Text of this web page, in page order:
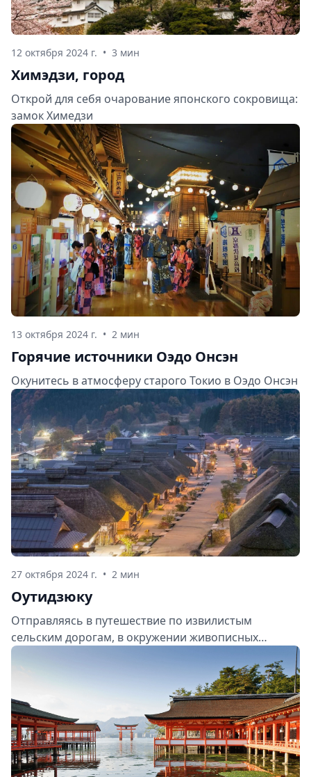
12 октября 2024 г. • 3 мин
Химэдзи, город
Открой для себя очарование японского сокровища:
замок Химедзи
13 октября 2024 г. • 2 мин
Горячие источники Оэдо Онсэн
Окунитесь в атмосферу старого Токио в Оэдо Онсэн
27 октября 2024 г. • 2 мин
Оутидзюку
Отправляясь в путешествие по извилистым
сельским дорогам, в окружении живописных
рисовых полей и густых лесов, вы окажетесь в
Оутидзюку – старинной деревне, которая словно
застыла во времени. Здесь, в нескольких часах езды
от оживленного города, вас ждут традиционные
деревянные дома, узкие каналы и мостики,
создающие атмосферу покоя и умиротворения.